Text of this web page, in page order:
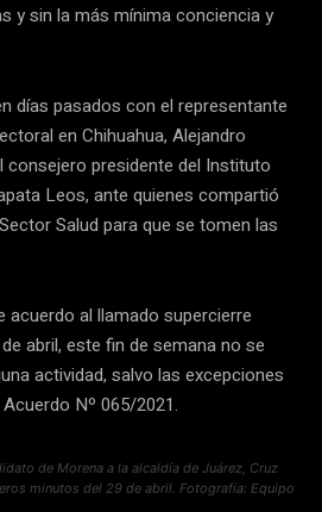
y sin la más mínima conciencia y
días pasados con el representante
en Chihuahua, Alejandro
consejero presidente del Instituto
Leos, ante quienes compartió
Salud para que se tomen las
acuerdo al llamado supercierre
abril, este fin de semana no se
actividad, salvo las excepciones
Nº 065/2021.
de Morena a la alcaldía de Juárez, Cruz
minutos del 29 de abril. Fotografía: Equipo